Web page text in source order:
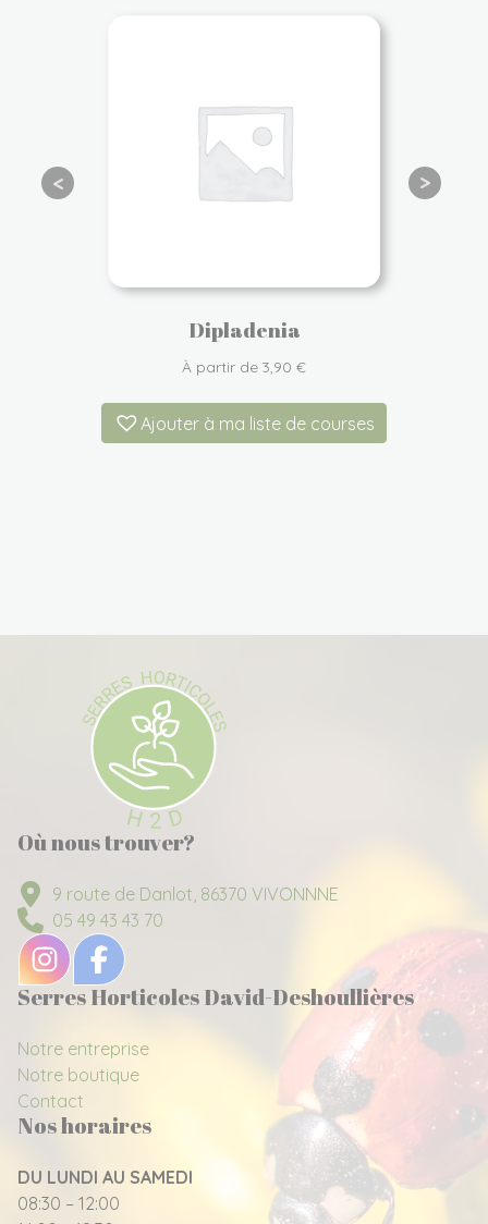
Dipladenia
À partir de 3,90 €
Ajouter à ma liste de courses
Où nous trouver?
9 route de Danlot, 86370 VIVONNNE
05 49 43 43 70
Serres Horticoles David-Deshoullières
Notre entreprise
Notre boutique
Contact
Nos horaires
DU LUNDI AU SAMEDI
08:30 – 12:00